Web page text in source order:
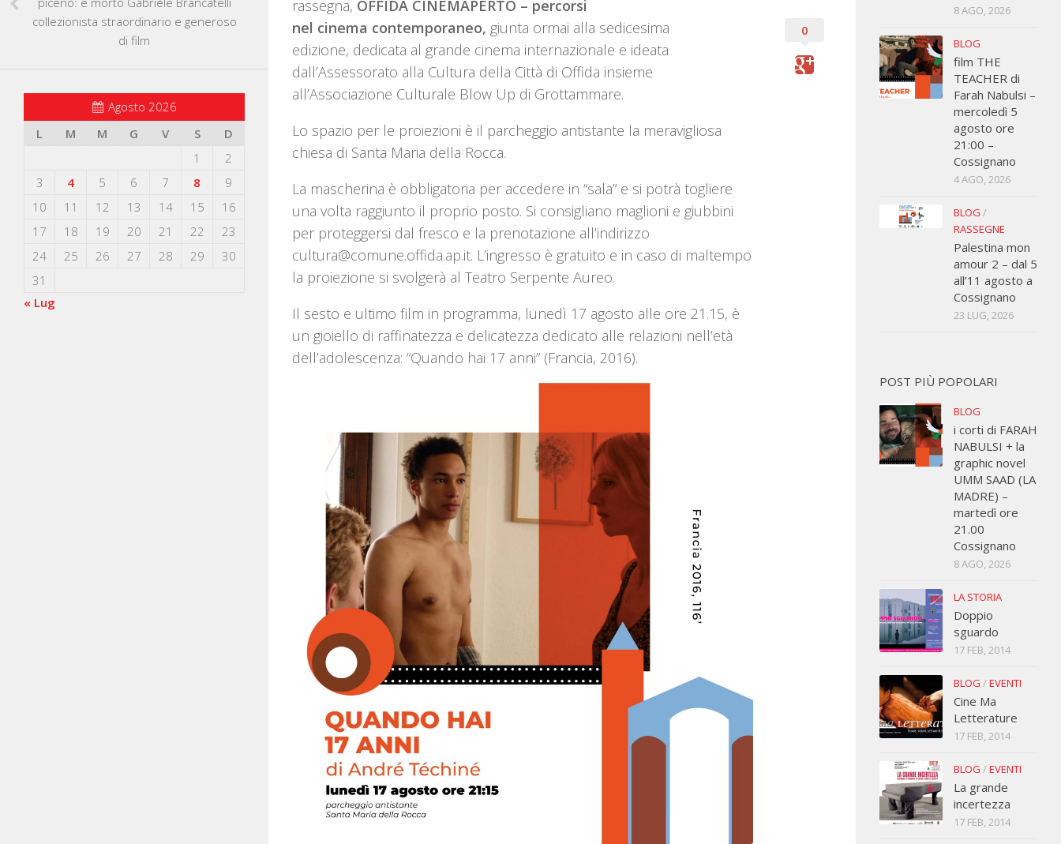
rassegna, OFFIDA CINEMAPERTO – percorsi
nel cinema contemporaneo, giunta ormai alla sedicesima
edizione, dedicata al grande cinema internazionale e ideata
dall’Assessorato alla Cultura della Città di Offida insieme
all’Associazione Culturale Blow Up di Grottammare.
Lo spazio per le proiezioni è il parcheggio antistante la meravigliosa
chiesa di Santa Maria della Rocca.
La mascherina è obbligatoria per accedere in “sala” e si potrà togliere
una volta raggiunto il proprio posto. Si consigliano maglioni e giubbini
per proteggersi dal fresco e la prenotazione all’indirizzo
cultura@comune.offida.ap.it. L’ingresso è gratuito e in caso di maltempo
la proiezione si svolgerà al Teatro Serpente Aureo.
Il sesto e ultimo film in programma, lunedì 17 agosto alle ore 21.15, è
un gioiello di raffinatezza e delicatezza dedicato alle relazioni nell’età
dell’adolescenza: “Quando hai 17 anni” (Francia, 2016).
0
collezionista straordinario e generoso
di film
Agosto 2026
L
M M G V S
D
1
2
3
4 5 6 7 8
9
10
11 12 13 14 15
16
17
18 19 20 21 22
23
24
25 26 27 28 29
30
31
« Lug
8 AGO, 2026
BLOG
film THE
TEACHER di
Farah Nabulsi –
mercoledì 5
agosto ore
21:00 –
Cossignano
4 AGO, 2026
BLOG /
RASSEGNE
Palestina mon
amour 2 – dal 5
all’11 agosto a
Cossignano
23 LUG, 2026
POST PIÙ POPOLARI
BLOG
i corti di FARAH
NABULSI + la
graphic novel
UMM SAAD (LA
MADRE) –
martedì ore
21.00
Cossignano
8 AGO, 2026
LA STORIA
Doppio
sguardo
17 FEB, 2014
BLOG /EVENTI
Cine Ma
Letterature
17 FEB, 2014
BLOG /EVENTI
La grande
incertezza
17 FEB, 2014